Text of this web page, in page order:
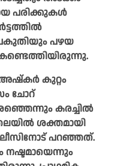
പരിക്കുകള്‍
പഴയ
അഷ്‌കര്‍ കുറ്റം
ചോറ്
കരച്ചില്‍
ശക്തമായി
പറഞ്ഞത്.